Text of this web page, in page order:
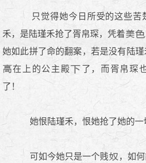
只觉得她今日所受的这些苦
禾，是陆瑾禾抢了胥帛琛，凭着
她如此拼了命的翻案，若是没有陆
在上的公主殿
了，而胥帛琛
了！
她恨陆瑾禾，恨她抢了她的一
可如今她只是一个贱 ，如